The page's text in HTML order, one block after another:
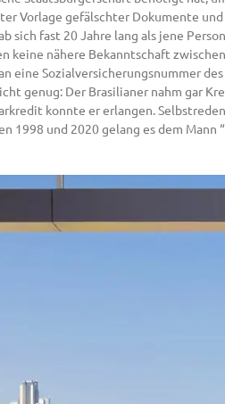
Vorlage gefälschter Dokumente
sich fast 20 Jahre lang als jene
keine nähere Bekanntschaft
eine Sozialversicherungsnummer
genug: Der Brasilianer nahm gar
konnte er erlangen.
und 2020 gelang es dem Mann